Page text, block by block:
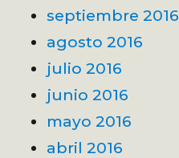
septiembre 2016
agosto 2016
julio 2016
junio 2016
mayo 2016
abril 2016